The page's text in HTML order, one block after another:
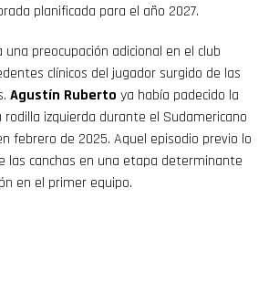
planificada para el año 2027.
preocupación adicional en el club
clínicos del jugador surgido de las
Agustín Ruberto ya había padecido la
izquierda durante el Sudamericano
febrero de 2025. Aquel episodio previo lo
las canchas en una etapa determinante
en el primer equipo.